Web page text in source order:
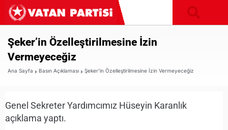
Şeker’in Özelleştirilmesine İzin
Vermeyeceğiz
Ana Sayfa Basın Açıklaması Şeker’in Özelleştirilmesine İzin Vermeyeceğiz
Genel Sekreter Yardımcımız Hüseyin Karanlık
açıklama yaptı.